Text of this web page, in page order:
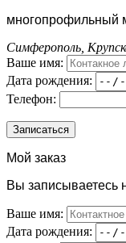
многопрофильный
Симферополь,
Ваше имя:
Дата рождения:
Телефон:
Мой заказ
Вы записываетесь
Ваше имя:
Дата рождения: